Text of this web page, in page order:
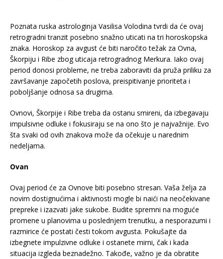
Poznata ruska astrologinja Vasilisa Volodina tvrdi da će ovaj
retrogradni tranzit posebno snažno uticati na tri horoskopska
znaka. Horoskop za avgust će biti naročito težak za Ovna,
Škorpiju i Ribe zbog uticaja retrogradnog Merkura. Iako ovaj
period donosi probleme, ne treba zaboraviti da pruža priliku za
završavanje započetih poslova, preispitivanje prioriteta i
poboljšanje odnosa sa drugima.
Ovnovi, Škorpije i Ribe treba da ostanu smireni, da izbegavaju
impulsivne odluke i fokusiraju se na ono što je najvažnije. Evo
šta svaki od ovih znakova može da očekuje u narednim
nedeljama.
Ovan
Ovaj period će za Ovnove biti posebno stresan. Vaša želja za
novim dostignućima i aktivnosti mogle bi naići na neočekivane
prepreke i izazvati jake sukobe. Budite spremni na moguće
promene u planovima u poslednjem trenutku, a nesporazumi i
razmirice će postati česti tokom avgusta. Pokušajte da
izbegnete impulzivne odluke i ostanete mirni, čak i kada
situacija izgleda beznadežno. Takođe, važno je da obratite